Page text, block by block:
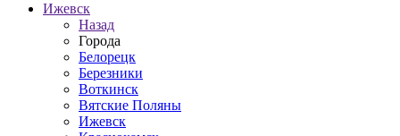
Ижевск
Назад
Города
Белорецк
Березники
Воткинск
Вятские Поляны
Ижевск